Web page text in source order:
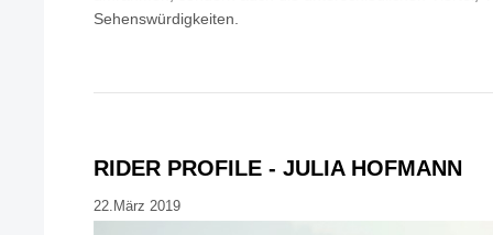
Sehenswürdigkeiten.
RIDER PROFILE - JULIA HOFMANN
22.März 2019